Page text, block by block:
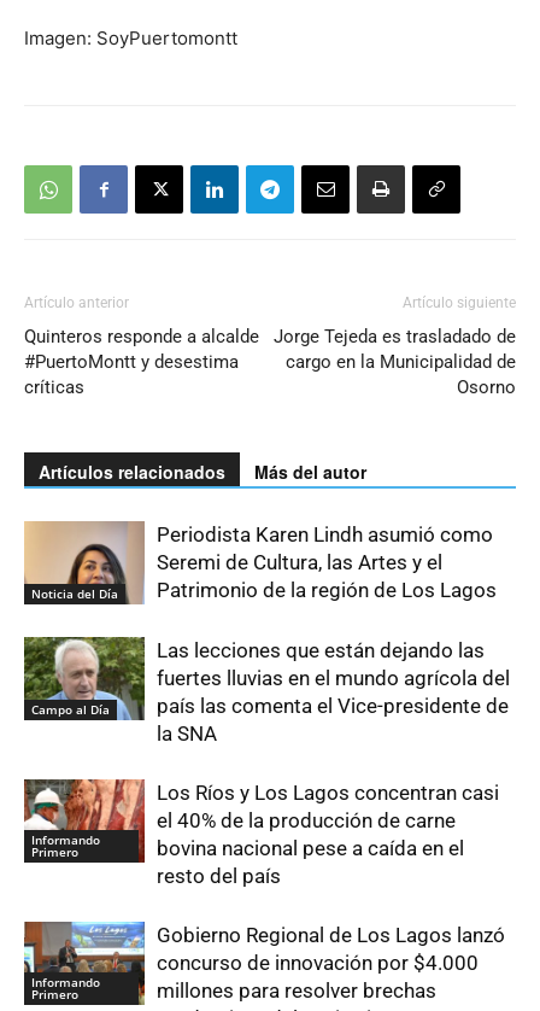
Imagen: SoyPuertomontt
Artículo anterior
Quinteros responde a alcalde
#PuertoMontt y desestima
críticas
Artículo siguiente
Jorge Tejeda es trasladado de
cargo en la Municipalidad de
Osorno
Artículos relacionados Más del autor
Noticia del Día
Periodista Karen Lindh asumió como
Seremi de Cultura, las Artes y el
Patrimonio de la región de Los Lagos
Campo al Día
Las lecciones que están dejando las
fuertes lluvias en el mundo agrícola del
país las comenta el Vice-presidente de
la SNA
Informando
Primero
Los Ríos y Los Lagos concentran casi
el 40% de la producción de carne
bovina nacional pese a caída en el
resto del país
Informando
Primero
Gobierno Regional de Los Lagos lanzó
concurso de innovación por $4.000
millones para resolver brechas